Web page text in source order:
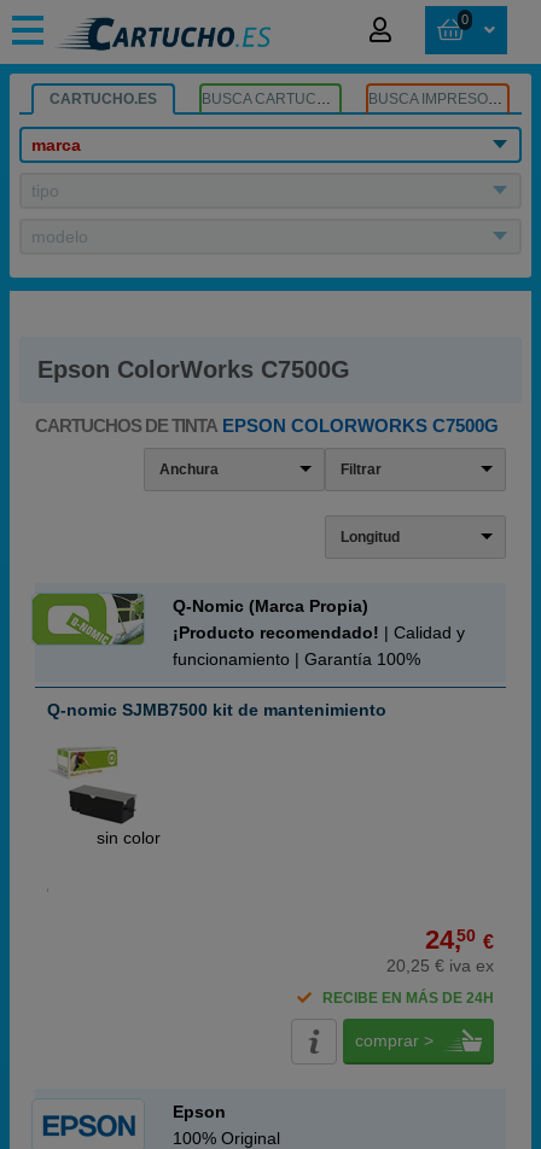
0
CARTUCHO.ES BUSCA CARTUCHOS BUSCA IMPRESORA
marca
tipo
modelo
Epson ColorWorks C7500G
CARTUCHOS DE TINTA EPSON COLORWORKS C7500G
Filtrar
Anchura
Longitud
Q-Nomic (Marca Propia)
¡Producto recomendado! | Calidad y
funcionamiento | Garantía 100%
Q-nomic SJMB7500 kit de mantenimiento
sin color
24,50 €
20,25 € iva ex
RECIBE EN MÁS DE 24H
comprar >
Epson
100% Original